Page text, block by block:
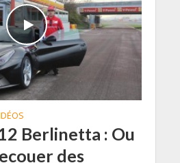
Berlinetta : Ou
des